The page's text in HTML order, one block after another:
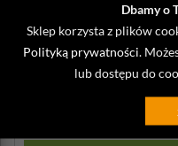
Dbamy o
Sklep korzysta z plików
Polityką prywatności .
lub dostępu do
Talerze deserowe
Grand Cru 16cm 4 sztuki